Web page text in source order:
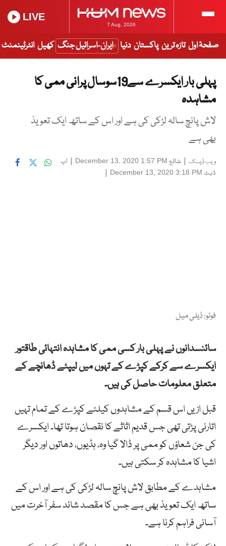
7 Aug, 2026
LIVE
صفحۂ اول تازہ ترین پاکستان دنیا ایران-اسرائیل جنگ کھیل انٹرٹینمنٹ
پہلی بار ایکسرے سے19سوسال پرانی ممی کا
مشاہدہ
لاش پانچ سالہ لڑکی کی ہے اور اس کے ساتھ ایک تعویذ
بھی ہے
ویب ڈیسک | شائع December 13, 2020 1:57 PM
| اپ
ڈیٹ December 13, 2020 3:18 PM
|
فوٹو: ڈیلی میل
سائنسدانوں نے پہلی بار کسی ممی کا مشاہدہ انتہائی طاقتور
ایکسرے سے کرکے کپڑے کے تہوں میں لیپٹے ڈھانچے کے
متعلق معلومات حاصل کی ہیں۔
قبل ازیں اس قسم کے مشاہدوں کیلئے کپڑے کے تمام تہیں
اتارنی پڑتی تھی جس قدیم اثاثے کا نقصان ہوتا تھا۔ ایکسرے
کی جن شعاؤں کو ممی پر ڈالا گیا وہ، ہڈیوں، دھاتوں اور دیگر
اشیا کا مشاہدہ کر سکتی ہیں۔
مشاہدے کے مطابق لاش پانچ سالہ لڑکی کی ہے اور اس کے
ساتھ ایک تعویذ بھی ہے جس کا مقصد شائد سفر آخرت میں
آسانی فراہم کرنا ہے۔